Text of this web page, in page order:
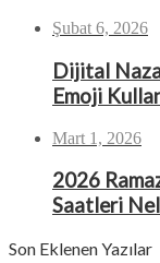
Şubat 6, 2026
Dijital
Emoji
Mart 1, 2026
2026
Saatleri
Son Eklenen Yazılar